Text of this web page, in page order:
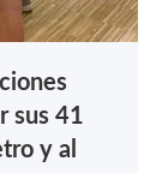
sus 41
y al